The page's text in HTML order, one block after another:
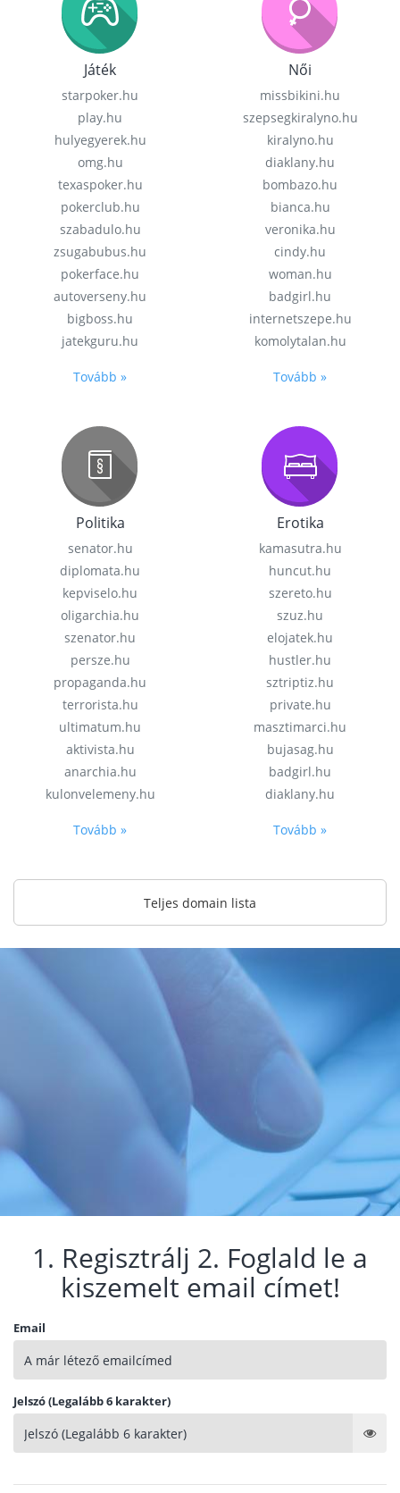
Játék
starpoker.hu
play.hu
hulyegyerek.hu
omg.hu
texaspoker.hu
pokerclub.hu
szabadulo.hu
zsugabubus.hu
pokerface.hu
autoverseny.hu
bigboss.hu
jatekguru.hu
Tovább »
Női
missbikini.hu
szepsegkiralyno.hu
kiralyno.hu
diaklany.hu
bombazo.hu
bianca.hu
veronika.hu
cindy.hu
woman.hu
badgirl.hu
internetszepe.hu
komolytalan.hu
Tovább »
Politika
senator.hu
diplomata.hu
kepviselo.hu
oligarchia.hu
szenator.hu
persze.hu
propaganda.hu
terrorista.hu
ultimatum.hu
aktivista.hu
anarchia.hu
kulonvelemeny.hu
Tovább »
Erotika
kamasutra.hu
huncut.hu
szereto.hu
szuz.hu
elojatek.hu
hustler.hu
sztriptiz.hu
private.hu
masztimarci.hu
bujasag.hu
badgirl.hu
diaklany.hu
Tovább »
Teljes domain lista
1. Regisztrálj 2. Foglald le a
kiszemelt email címet!
Email
Jelszó (Legalább 6 karakter)